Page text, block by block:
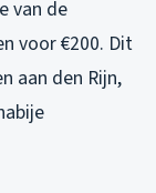
van de
voor €200. Dit
aan den Rijn,